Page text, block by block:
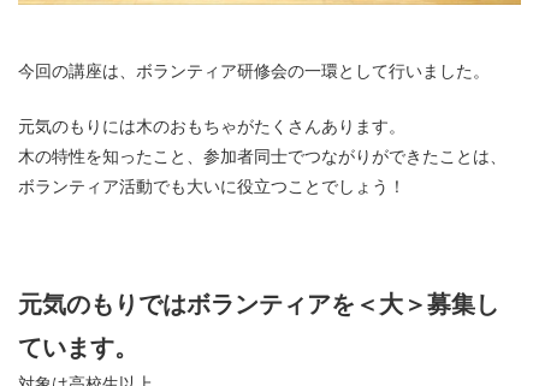
今回の講座は、ボランティア研修会の一環として行いました。
元気のもりには木のおもちゃがたくさんあります。
木の特性を知ったこと、参加者同士でつながりができたことは、
ボランティア活動でも大いに役立つことでしょう！
元気のもりではボランティアを＜大＞募集し
ています。